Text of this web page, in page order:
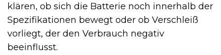
klären, ob sich die Batterie noch innerhalb der
Spezifikationen bewegt oder ob Verschleiß
vorliegt, der den Verbrauch negativ
beeinflusst.